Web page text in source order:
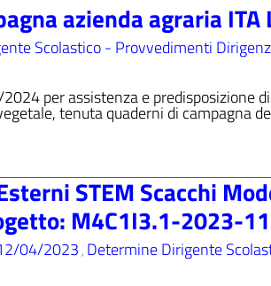
azienda agraria ITA
Scolastico - Provvedimenti
per assistenza e predisposizione
tenuta quaderni di campagna
STEM Scacchi
M4C1I3.1-2023-
04/2023, Determine Dirigente